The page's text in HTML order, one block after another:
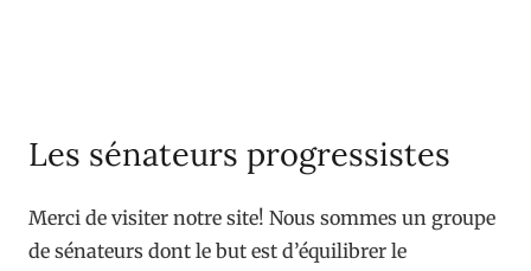
Les sénateurs progressistes
Merci de visiter notre site! Nous sommes un groupe
de sénateurs dont le but est d’équilibrer le